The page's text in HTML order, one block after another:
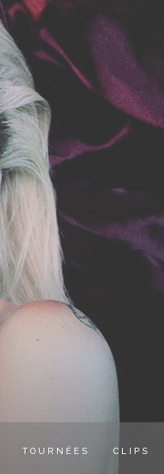
TOURNÉES CLIPS